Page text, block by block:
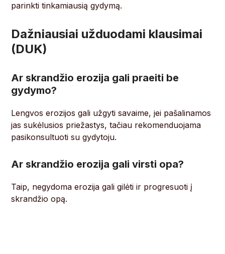
parinkti tinkamiausią gydymą.
Dažniausiai užduodami klausimai
(DUK)
Ar skrandžio erozija gali praeiti be
gydymo?
Lengvos erozijos gali užgyti savaime, jei pašalinamos
jas sukėlusios priežastys, tačiau rekomenduojama
pasikonsultuoti su gydytoju.
Ar skrandžio erozija gali virsti opa?
Taip, negydoma erozija gali gilėti ir progresuoti į
skrandžio opą.